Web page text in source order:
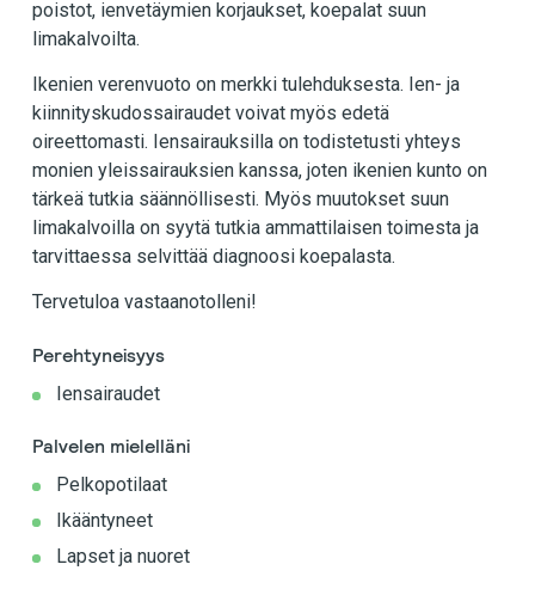
poistot, ienvetäymien korjaukset, koepalat suun
limakalvoilta.
Ikenien verenvuoto on merkki tulehduksesta. Ien- ja
kiinnityskudossairaudet voivat myös edetä
oireettomasti. Iensairauksilla on todistetusti yhteys
monien yleissairauksien kanssa, joten ikenien kunto on
tärkeä tutkia säännöllisesti. Myös muutokset suun
limakalvoilla on syytä tutkia ammattilaisen toimesta ja
tarvittaessa selvittää diagnoosi koepalasta.
Tervetuloa vastaanotolleni!
Perehtyneisyys
Iensairaudet
Palvelen mielelläni
Pelkopotilaat
Ikääntyneet
Lapset ja nuoret